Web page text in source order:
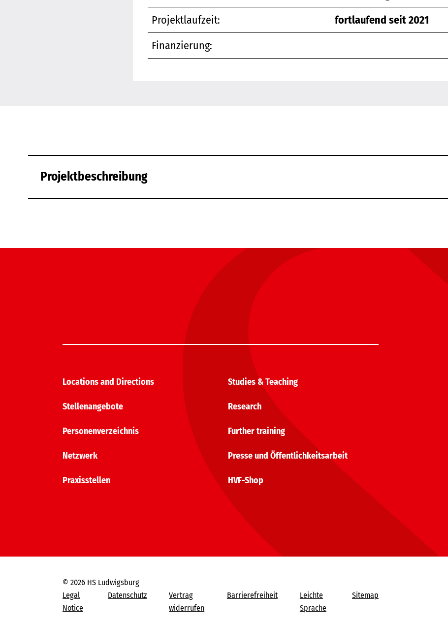
Projektlaufzeit:
fortlaufend seit 2021
Finanzierung:
Projektbeschreibung
Locations and Directions
Stellenangebote
Personenverzeichnis
Netzwerk
Praxisstellen
Studies & Teaching
Research
Further training
Presse und Öffentlichkeitsarbeit
HVF-Shop
© 2026 HS Ludwigsburg
Legal
Notice
Datenschutz
Vertrag
widerrufen
Barrierefreiheit
Leichte
Sprache
Sitemap